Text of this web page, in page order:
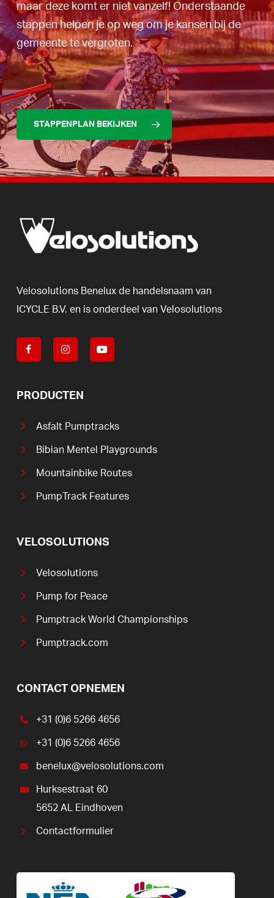
maar deze komt er niet vanzelf! Onderstaande
stappen helpen je op weg om je kansen bij de
gemeente te vergroten.
STAPPENPLAN BEKIJKEN
Velosolutions Benelux de handelsnaam van
ICYCLE B.V. en is onderdeel van Velosolutions
PRODUCTEN
Asfalt Pumptracks
Bibian Mentel Playgrounds
Mountainbike Routes
PumpTrack Features
VELOSOLUTIONS
Velosolutions
Pump for Peace
Pumptrack World Championships
Pumptrack.com
CONTACT OPNEMEN
+31 (0)6 5266 4656
+31 (0)6 5266 4656
benelux@velosolutions.com
Hurksestraat 60
5652 AL Eindhoven
Contactformulier